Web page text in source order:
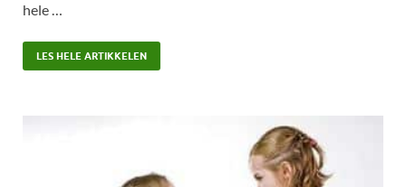
hele …
LES HELE ARTIKKELEN